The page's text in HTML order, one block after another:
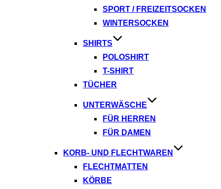
SPORT / FREIZEITSOCKEN
WINTERSOCKEN
SHIRTS
POLOSHIRT
T-SHIRT
TÜCHER
UNTERWÄSCHE
FÜR HERREN
FÜR DAMEN
KORB- UND FLECHTWAREN
FLECHTMATTEN
KÖRBE